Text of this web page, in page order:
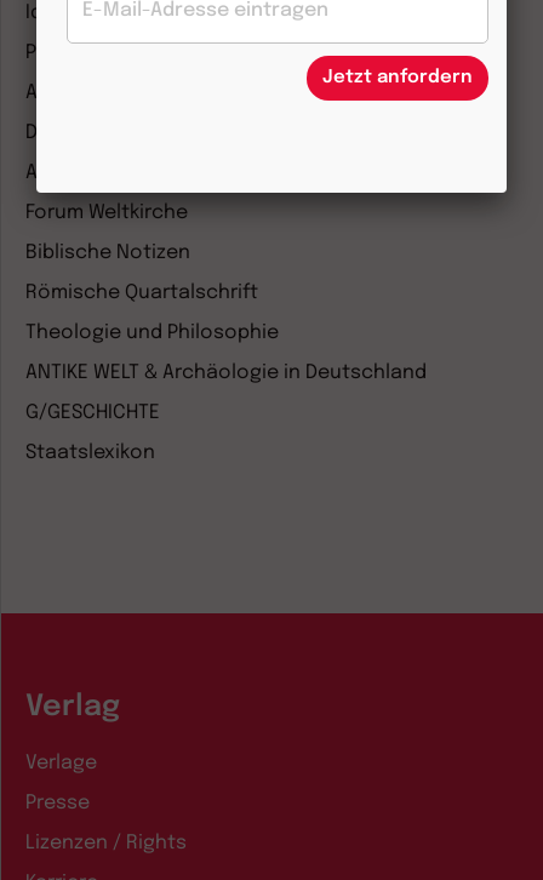
Ideenwerkstatt Gottesdienste
Pastoralblätter
Anzeiger für die Seelsorge
Diakonia
Amosinternational
Forum Weltkirche
Biblische Notizen
Römische Quartalschrift
Theologie und Philosophie
ANTIKE WELT & Archäologie in Deutschland
G/GESCHICHTE
Staatslexikon
Verlag
Verlage
Presse
Lizenzen / Rights
Jetzt anfordern